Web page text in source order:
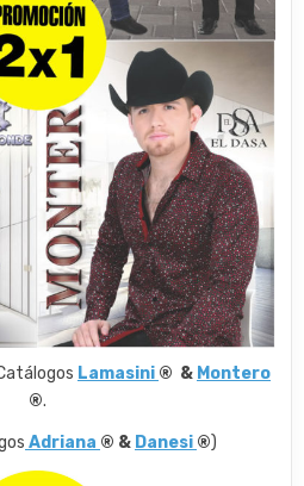
Lamasini ® & Montero
®.
Adriana ® & Danesi ®)